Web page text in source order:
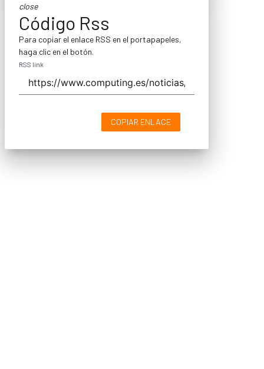
close
Código Rss
Para copiar el enlace RSS en el portapapeles,
haga clic en el botón.
RSS link
COPIAR ENLACE